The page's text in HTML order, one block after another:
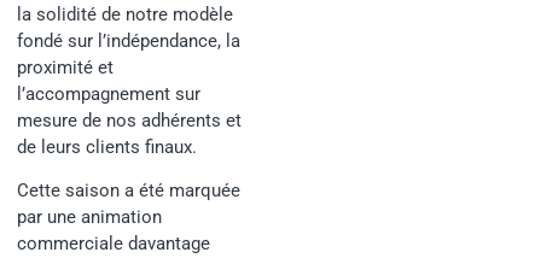
la solidité de notre modèle
fondé sur l’indépendance, la
proximité et
l’accompagnement sur
mesure de nos adhérents et
de leurs clients finaux.
Cette saison a été marquée
par une animation
commerciale davantage